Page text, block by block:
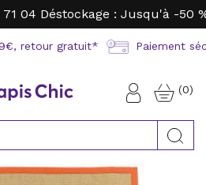
04 Déstockage : Jusqu'à -50
retour gratuit* Paiement
Connexion
(0)